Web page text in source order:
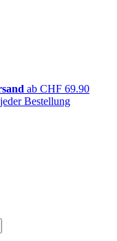
ab CHF 69.90
Bestellung